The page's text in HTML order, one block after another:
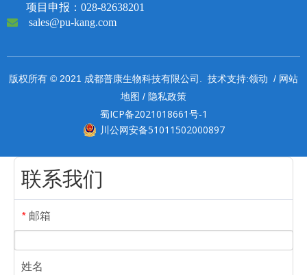
项目申报：028-82638201
 sales@pu-kang.com
版权所有 © 2021 成都普康生物科技有限公司. 技术支持:领动 / 网站
地图 / 隐私政策
蜀ICP备2021018661号-1
川公网安备51011502000897
联系我们
* 邮箱
姓名